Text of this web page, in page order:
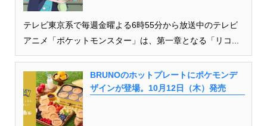
テレビ東京系で毎週金曜よる6時55分から放送中のテレビ
アニメ「ポケットモンスター」は、第一章となる「リコ...
BRUNOのホットプレートにポケモンデ
ザインが登場。10月12日（木）発売